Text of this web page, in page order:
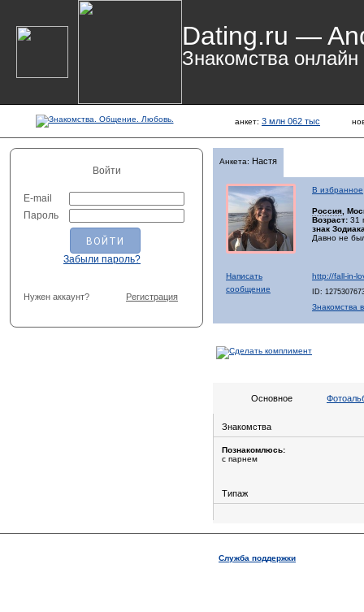
Dating.ru —
Знакомства онлайн
анкет: 3 млн 062 тыс
Войти
E-mail
Пароль
Забыли пароль?
Нужен аккаунт? Регистрация
Анкета: Настя
В избранное
Россия ,
Возраст: 31
знак
Давно не
Написать
сообщение
http://fall-in-
ID:
Знакомства
Основное
Знакомства
Познакомлюсь:
с парнем
Типаж
Служба поддержки